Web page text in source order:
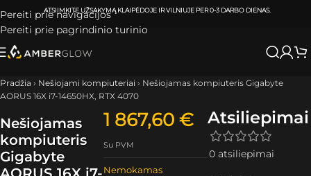
Pereiti prie navigacijos
Pereiti prie pagrindinio turinio
ATSIIMKITE UŽSAKYMĄKLAIPĖDOJE IR VILNIUJEPER0-3 DARBO DIENAS.
Pradžia › Nešiojami kompiuteriai › Nešiojamas kompiuteris Gigabyte
AORUS 16X i7-14650HX, RTX 4070
Nešiojamas
kompiuteris
Gigabyte
1 867,60€
Su PVM
Nemokamas
Atsiliepimai
0 atsiliepimai